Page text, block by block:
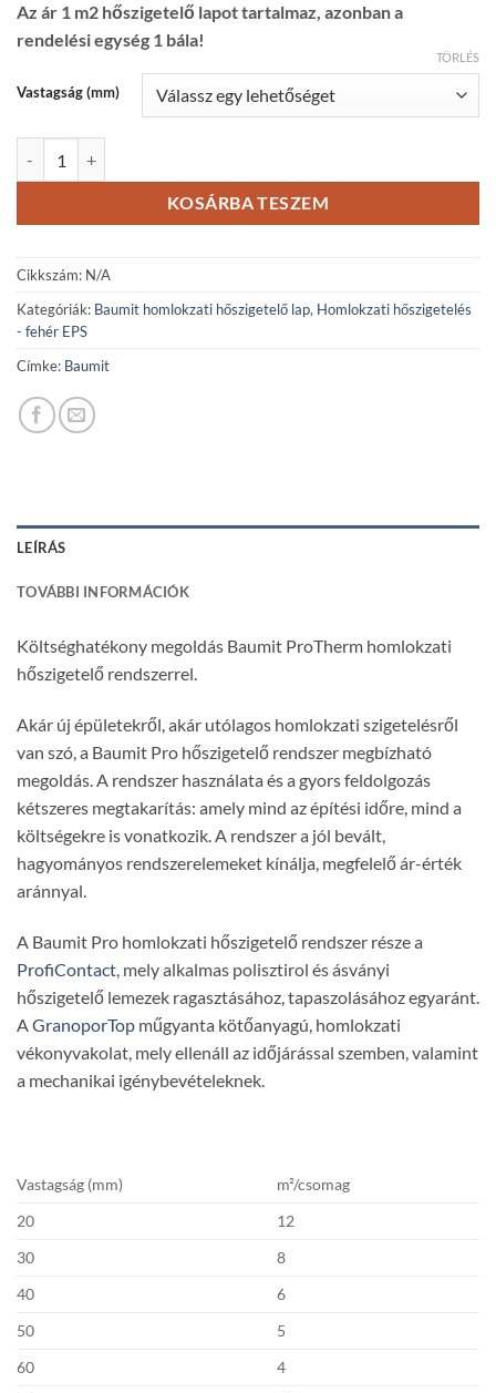
Az ár 1 m2 hőszigetelő lapot tartalmaz, azonban a
rendelési egység 1 bála!
Vastagság (mm)
TÖRLÉS
KOSÁRBA TESZEM
Cikkszám: N/A
Kategóriák: Baumit homlokzati hőszigetelő lap, Homlokzati hőszigetelés
- fehér EPS
Címke: Baumit
LEÍRÁS
TOVÁBBI INFORMÁCIÓK
Költséghatékony megoldás Baumit ProTherm homlokzati
hőszigetelő rendszerrel.
Akár új épületekről, akár utólagos homlokzati szigetelésről
van szó, a Baumit Pro hőszigetelő rendszer megbízható
megoldás. A rendszer használata és a gyors feldolgozás
kétszeres megtakarítás: amely mind az építési időre, mind a
költségekre is vonatkozik. A rendszer a jól bevált,
hagyományos rendszerelemeket kínálja, megfelelő ár-érték
aránnyal.
A Baumit Pro homlokzati hőszigetelő rendszer része a
ProfiContact , mely alkalmas polisztirol és ásványi
hőszigetelő lemezek ragasztásához, tapaszolásához egyaránt.
A GranoporTop műgyanta kötőanyagú, homlokzati
vékonyvakolat, mely ellenáll az időjárással szemben, valamint
a mechanikai igénybevételeknek.
Vastagság (mm)
m²/csomag
20
12
30
8
40
6
50
5
60
4